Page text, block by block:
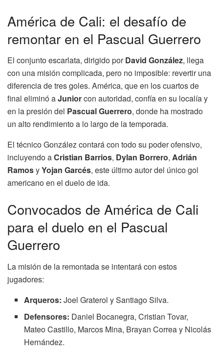
América de Cali: el desafío de
remontar en el Pascual Guerrero
El conjunto escarlata, dirigido porDavid González, llega
con una misión complicada, pero no imposible: revertir una
diferencia de tres goles. América, que en los cuartos de
final eliminó aJuniorcon autoridad, confía en su localía y
en la presión del Pascual Guerrero, donde ha mostrado
un alto rendimiento a lo largo de la temporada.
El técnico González contará con todo su poder ofensivo,
incluyendo aCristian Barrios, Dylan Borrero, Adrián
RamosyYojan Garcés, este último autor del único gol
americano en el duelo de ida.
Convocados de América de Cali
para el duelo en el Pascual
Guerrero
La misión de la remontada se intentará con estos
jugadores:
Arqueros: Joel Graterol y Santiago Silva.
Defensores: Daniel Bocanegra, Cristian Tovar,
Mateo Castillo, Marcos Mina, Brayan Correa y Nicolás
Hernández.